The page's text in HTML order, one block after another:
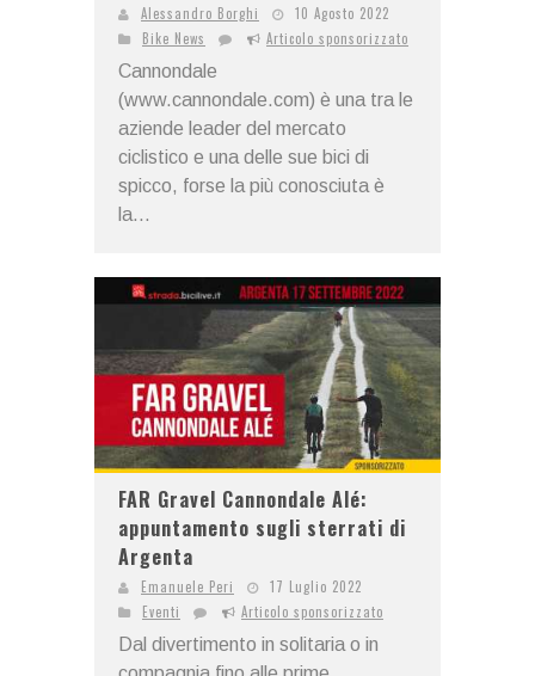
Alessandro Borghi
10 Agosto 2022
Bike News
Articolo sponsorizzato
Cannondale
(www.cannondale.com) è una tra le
aziende leader del mercato
ciclistico e una delle sue bici di
spicco, forse la più conosciuta è
la...
FAR Gravel Cannondale Alé:
appuntamento sugli sterrati di
Argenta
Emanuele Peri
17 Luglio 2022
Eventi
Articolo sponsorizzato
Dal divertimento in solitaria o in